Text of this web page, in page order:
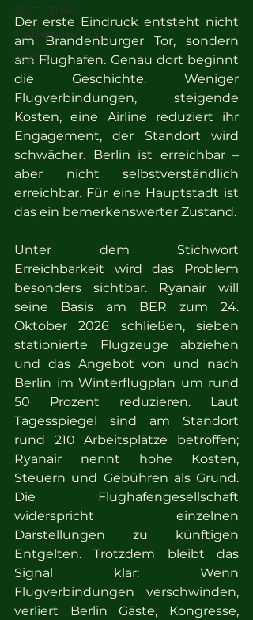
islamismus
Antisemitismus
LGBTQ
Der erste Eindruck entsteht nicht
am Brandenburger Tor, sondern
am Flughafen. Genau dort beginnt
die Geschichte. Weniger
Flugverbindungen, steigende
Kosten, eine Airline reduziert ihr
Engagement, der Standort wird
schwächer. Berlin ist erreichbar –
aber nicht selbstverständlich
erreichbar. Für eine Hauptstadt ist
das ein bemerkenswerter Zustand.
Unter dem Stichwort
Erreichbarkeit wird das Problem
besonders sichtbar. Ryanair will
seine Basis am BER zum 24.
Oktober 2026 schließen, sieben
stationierte Flugzeuge abziehen
und das Angebot von und nach
Berlin im Winterflugplan um rund
50 Prozent reduzieren. Laut
Tagesspiegel sind am Standort
rund 210 Arbeitsplätze betroffen;
Ryanair nennt hohe Kosten,
Steuern und Gebühren als Grund.
Die Flughafengesellschaft
widerspricht einzelnen
Darstellungen zu künftigen
Entgelten. Trotzdem bleibt das
Signal klar: Wenn
Flugverbindungen verschwinden,
verliert Berlin Gäste, Kongresse,